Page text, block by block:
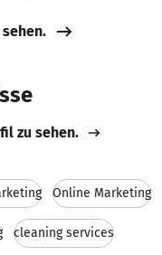
zu sehen.
Online Marketing
cleaning services